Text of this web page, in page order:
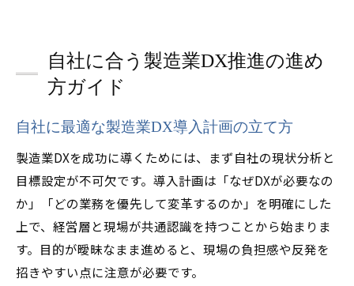
自社に合う製造業DX推進の進め
方ガイド
自社に最適な製造業DX導入計画の立て方
製造業DXを成功に導くためには、まず自社の現状分析と
目標設定が不可欠です。導入計画は「なぜDXが必要なの
か」「どの業務を優先して変革するのか」を明確にした
上で、経営層と現場が共通認識を持つことから始まりま
す。目的が曖昧なまま進めると、現場の負担感や反発を
招きやすい点に注意が必要です。